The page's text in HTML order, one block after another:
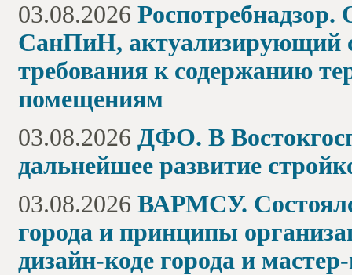
03.08.2026
СанПиН, актуализирующий
требования к содержанию
помещениям
03.08.2026 ДФО. В
дальнейшее развитие
03.08.2026 ВАРМСУ.
города и принципы
дизайн-коде города и